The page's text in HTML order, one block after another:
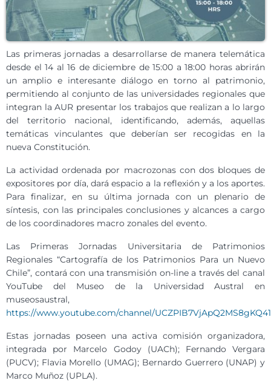
Las primeras jornadas a desarrollarse de manera telemática
desde el 14 al 16 de diciembre de 15:00 a 18:00 horas abrirán
un amplio e interesante diálogo en torno al patrimonio,
permitiendo al conjunto de las universidades regionales que
integran la AUR presentar los trabajos que realizan a lo largo
del territorio nacional, identificando, además, aquellas
temáticas vinculantes que deberían ser recogidas en la
nueva Constitución.
La actividad ordenada por macrozonas con dos bloques de
expositores por día, dará espacio a la reflexión y a los aportes.
Para finalizar, en su última jornada con un plenario de
síntesis, con las principales conclusiones y alcances a cargo
de los coordinadores macro zonales del evento.
Las Primeras Jornadas Universitaria de Patrimonios
Regionales “Cartografía de los Patrimonios Para un Nuevo
Chile”, contará con una transmisión on-line a través del canal
YouTube del Museo de la Universidad Austral en
museosaustral,
https://www.youtube.com/channel/
Estas jornadas poseen una activa comisión organizadora,
integrada por Marcelo Godoy (UACh); Fernando Vergara
(PUCV); Flavia Morello (UMAG); Bernardo Guerrero (UNAP) y
Marco Muñoz (UPLA).